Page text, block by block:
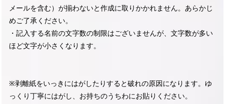
メールを含む）が揃わないと作成に取りかかれません。あらかじ
めご了承ください。
・記入する名前の文字数の制限はございませんが、文字数が多い
ほど文字が小さくなります。
※剥離紙をいっきにはがしたりすると破れの原因になります。ゆ
っくり丁寧にはがし、お持ちのうちわにお貼りください。